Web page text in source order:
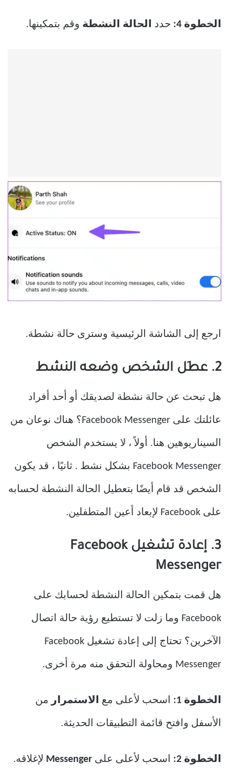
الخطوة 4: حدد الحالة النشطة وقم بتمكينها.
ارجع إلى الشاشة الرئيسية وسترى حالة نشطة.
2. عطَل الشخص وضعه النشط
هل تبحث عن حالة نشطة لصديقك أو أحد أفراد
عائلتك على Facebook Messenger؟ هناك نوعان من
السيناريوهين هنا. أولاً ، لا يستخدم الشخص
Facebook Messenger بشكل نشط . ثانيًا ، قد يكون
الشخص قد قام أيضًا بتعطيل الحالة النشطة لحسابه
على Facebook لإبعاد أعين المتطفلين.
3. إعادة تشغيل Facebook
Messenger
هل قمت بتمكين الحالة النشطة لحسابك على
Facebook وما زلت لا تستطيع رؤية حالة اتصال
الآخرين؟ تحتاج إلى إعادة تشغيل Facebook
Messenger ومحاولة التحقق منه مرة أخرى.
الخطوة 1: اسحب لأعلى مع الاستمرار من
الأسفل وافتح قائمة التطبيقات الحديثة.
الخطوة 2: اسحب لأعلى على Messenger لإغلاقه.